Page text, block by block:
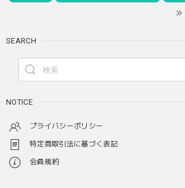
SEARCH
NOTICE
プライバシーポリシー
特定商取引法に基づく表記
会員規約